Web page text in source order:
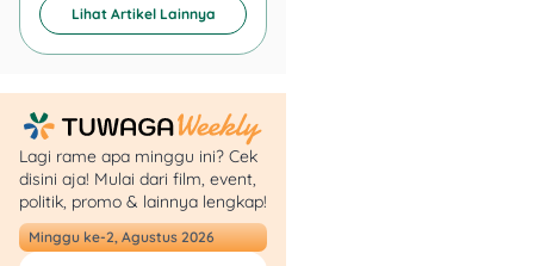
Lihat Artikel Lainnya
Lagi rame apa minggu ini? Cek
disini aja! Mulai dari film, event,
politik, promo & lainnya lengkap!
Minggu ke-2, Agustus 2026